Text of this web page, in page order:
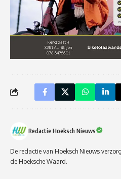
Redactie Hoeksch Nieuws
De redactie van Hoeksch Nieuws
de Hoeksche Waard.